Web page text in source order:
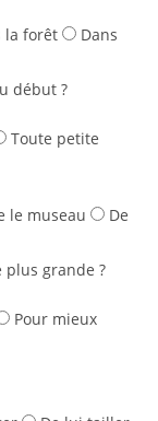
la forêt
Dans
début ?
Toute petite
le museau
De
plus grande ?
Pour mieux